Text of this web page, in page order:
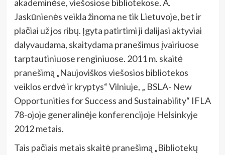
akademinėse, viešosiose bibliotekose. A.
Jaskūnienės veikla žinoma ne tik Lietuvoje, bet ir
plačiai už jos ribų. Įgyta patirtimi ji dalijasi aktyviai
dalyvaudama, skaitydama pranešimus įvairiuose
tarptautiniuose renginiuose. 2011 m. skaitė
pranešimą „Naujoviškos viešosios bibliotekos
veiklos erdvė ir kryptys“ Vilniuje, „ BSLA- New
Opportunities for Success and Sustainability“ IFLA
78-ojoje generalinėje konferencijoje Helsinkyje
2012 metais.
Tais pačiais metais skaitė pranešimą „Bibliotekų